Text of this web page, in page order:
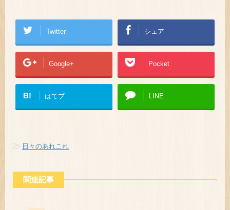
Twitter シェア
Google+ Pocket
B! はてブ LINE
- 日々のあれこれ
関連記事